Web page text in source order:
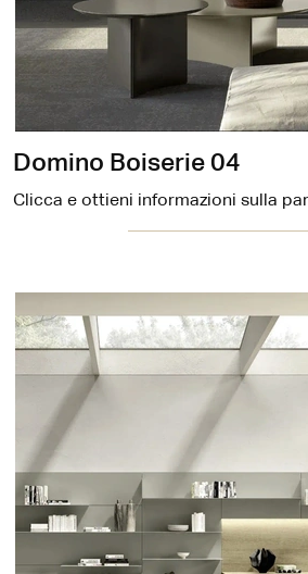
Domino Boiserie 04